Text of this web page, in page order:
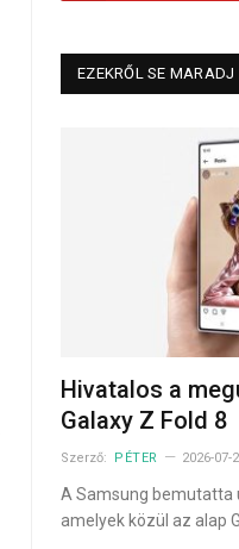
EZEKRŐL SE MARADJ
Hivatalos a
Galaxy Z Fold 8
Szerző: PÉTER 2026-07-
A Samsung bemutatta
amelyek közül az alap